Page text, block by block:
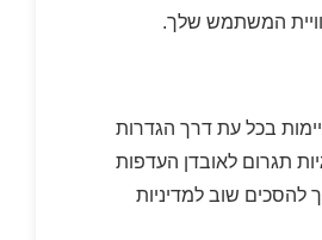
המשתמש שלך.
בכל עת דרך הגדרות
תגרום לאובדן העדפות
להסכים שוב למדיניות